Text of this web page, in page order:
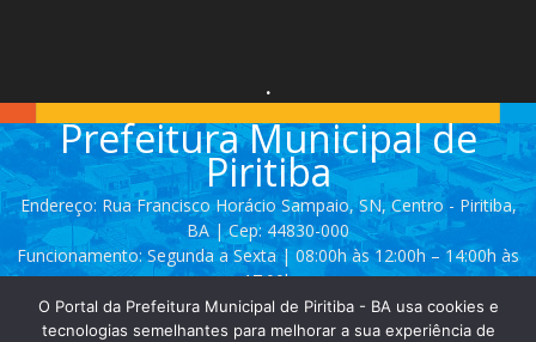
.
Prefeitura Municipal de
Piritiba
Endereço: Rua Francisco Horácio Sampaio, SN, Centro - Piritiba,
BA | Cep: 44830-000
Funcionamento: Segunda a Sexta | 08:00h às 12:00h – 14:00h às
17:00h
Telefone: (74) 3628 - 2111 / 3628 - 2153
O Portal da Prefeitura Municipal de Piritiba - BA usa cookies e
tecnologias semelhantes para melhorar a sua experiência de